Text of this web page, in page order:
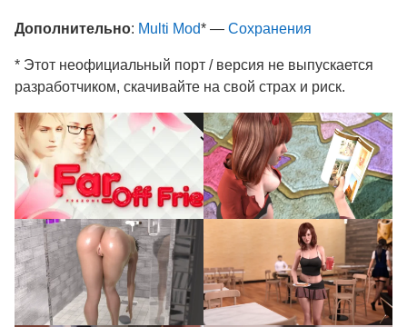
Дополнительно: Multi Mod* — Сохранения
* Этот неофициальный порт / версия не выпускается
разработчиком, скачивайте на свой страх и риск.